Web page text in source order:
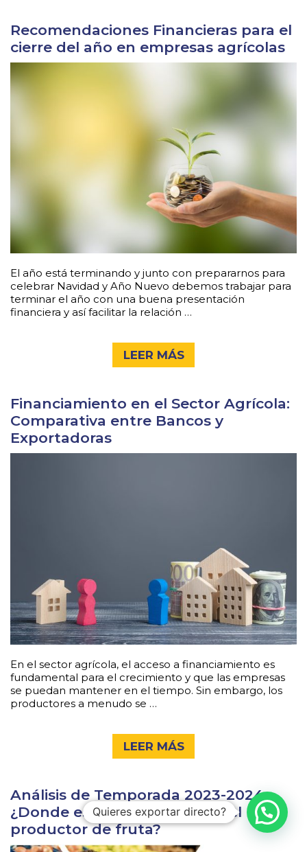
Recomendaciones Financieras para el
cierre del año en empresas agrícolas
El año está terminando y junto con prepararnos para
celebrar Navidad y Año Nuevo debemos trabajar para
terminar el año con una buena presentación
financiera y así facilitar la relación …
LEER MÁS
Financiamiento en el Sector Agrícola:
Comparativa entre Bancos y
Exportadoras
En el sector agrícola, el acceso a financiamiento es
fundamental para el crecimiento y que las empresas
se puedan mantener en el tiempo. Sin embargo, los
productores a menudo se …
LEER MÁS
Análisis de Temporada 2023-2024
¿Donde está el negocio para el
productor de fruta?
Quieres exportar directo?